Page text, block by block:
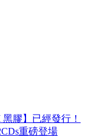
膠】已經發行！
重磅登場